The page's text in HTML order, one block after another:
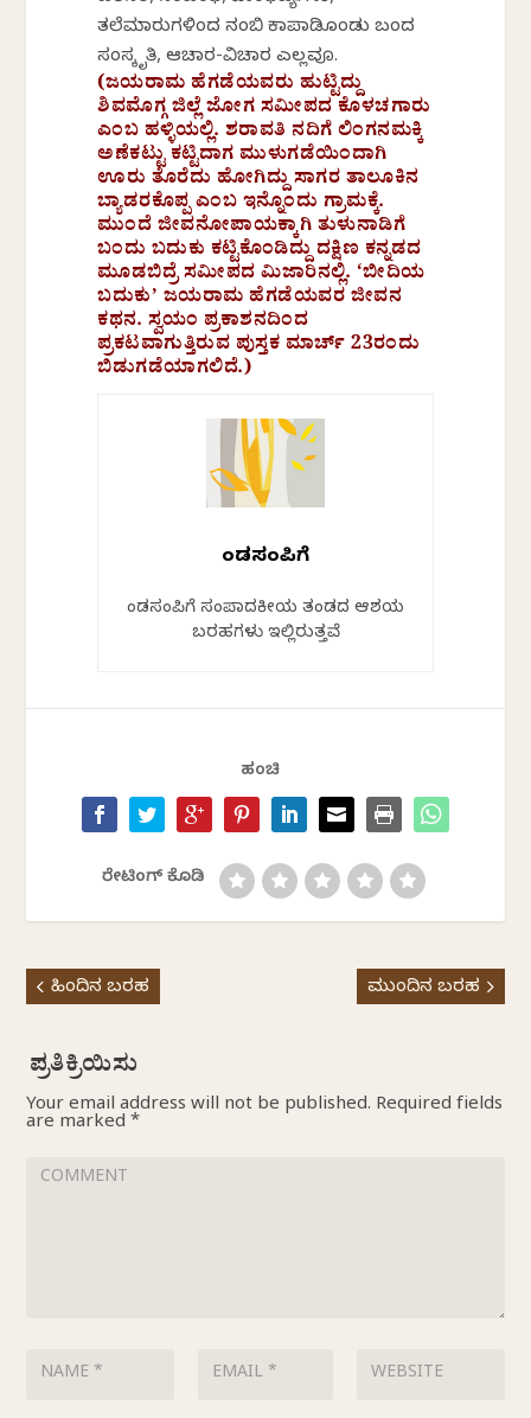
ತಲೆಮಾರುಗಳಿಂದ ನಂಬಿ ಕಾಪಾಡಿಕೊಂಡು ಬಂದ
ಸಂಸ್ಕೃತಿ, ಆಚಾರ-ವಿಚಾರ ಎಲ್ಲವೂ.
(ಜಯರಾಮ ಹೆಗಡೆಯವರು ಹುಟ್ಟಿದ್ದು
ಶಿವಮೊಗ್ಗ ಜಿಲ್ಲೆ ಜೋಗ ಸಮೀಪದ ಕೊಳಚಗಾರು
ಎಂಬ ಹಳ್ಳಿಯಲ್ಲಿ. ಶರಾವತಿ ನದಿಗೆ ಲಿಂಗನಮಕ್ಕಿ
ಅಣೆಕಟ್ಟು ಕಟ್ಟಿದಾಗ ಮುಳುಗಡೆಯಿಂದಾಗಿ
ಊರು ತೊರೆದು ಹೋಗಿದ್ದು ಸಾಗರ ತಾಲೂಕಿನ
ಬ್ಯಾಡರಕೊಪ್ಪ ಎಂಬ ಇನ್ನೊಂದು ಗ್ರಾಮಕ್ಕೆ.
ಮುಂದೆ ಜೀವನೋಪಾಯಕ್ಕಾಗಿ ತುಳುನಾಡಿಗೆ
ಬಂದು ಬದುಕು ಕಟ್ಟಿಕೊಂಡಿದ್ದು ದಕ್ಷಿಣ ಕನ್ನಡದ
ಮೂಡಬಿದ್ರೆ ಸಮೀಪದ ಮಿಜಾರಿನಲ್ಲಿ. ‘ಬೀದಿಯ
ಬದುಕು’ ಜಯರಾಮ ಹೆಗಡೆಯವರ ಜೀವನ
ಕಥನ. ಸ್ವಯಂ ಪ್ರಕಾಶನದಿಂದ
ಪ್ರಕಟವಾಗುತ್ತಿರುವ ಪುಸ್ತಕ ಮಾರ್ಚ್ 23ರಂದು
ಬಿಡುಗಡೆಯಾಗಲಿದೆ.)
ಕೆಂಡಸಂಪಿಗೆ
ಕೆಂಡಸಂಪಿಗೆ ಸಂಪಾದಕೀಯ ತಂಡದ ಆಶಯ
ಬರಹಗಳು ಇಲ್ಲಿರುತ್ತವೆ
ಹಂಚಿ
ರೇಟಿಂಗ್ ಕೊಡಿ
ಹಿಂದಿನ ಬರಹ ಮುಂದಿನ ಬರಹ
Your email address will not be published. Required fields
are marked *